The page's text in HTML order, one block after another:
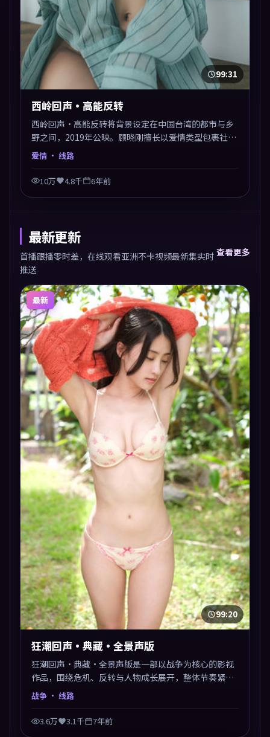
99:31
西岭回声·高能反转
西岭回声·高能反转将背景设定在中国台湾的都市与乡
野之间，2019年公映。顾晓刚擅长以爱情类型包裹社会
议题，节奏张弛有度，留白处耐人寻味。剪辑利落，悬
念钩子分布均匀，适合一口气看完。
爱情 · 线路
10万 4.8千 6年前
最新更新
首播跟播零时差，在线观看亚洲不卡视频最新集实时
推送
查看更多
最新
99:20
狂潮回声·典藏·全景声版
狂潮回声·典藏·全景声版是一部以战争为核心的影视
作品，围绕危机、反转与人物成长展开，整体节奏紧
凑，值得推荐观看。
战争 · 线路
3.6万 3.1千 7年前